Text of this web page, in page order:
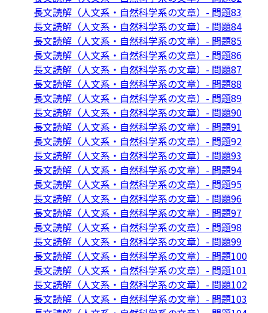
長文読解（人文系・自然科学系の文章）- 問題83
長文読解（人文系・自然科学系の文章）- 問題84
長文読解（人文系・自然科学系の文章）- 問題85
長文読解（人文系・自然科学系の文章）- 問題86
長文読解（人文系・自然科学系の文章）- 問題87
長文読解（人文系・自然科学系の文章）- 問題88
長文読解（人文系・自然科学系の文章）- 問題89
長文読解（人文系・自然科学系の文章）- 問題90
長文読解（人文系・自然科学系の文章）- 問題91
長文読解（人文系・自然科学系の文章）- 問題92
長文読解（人文系・自然科学系の文章）- 問題93
長文読解（人文系・自然科学系の文章）- 問題94
長文読解（人文系・自然科学系の文章）- 問題95
長文読解（人文系・自然科学系の文章）- 問題96
長文読解（人文系・自然科学系の文章）- 問題97
長文読解（人文系・自然科学系の文章）- 問題98
長文読解（人文系・自然科学系の文章）- 問題99
長文読解（人文系・自然科学系の文章）- 問題100
長文読解（人文系・自然科学系の文章）- 問題101
長文読解（人文系・自然科学系の文章）- 問題102
長文読解（人文系・自然科学系の文章）- 問題103